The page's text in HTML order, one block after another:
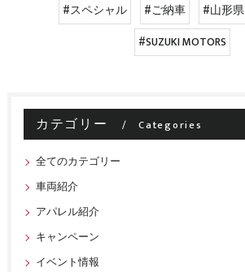
#スペシャル
#ご納車 #山形県
#SUZUKI MOTORS
カテゴリー Categories
全てのカテゴリー
車両紹介
アパレル紹介
キャンペーン
イベント情報